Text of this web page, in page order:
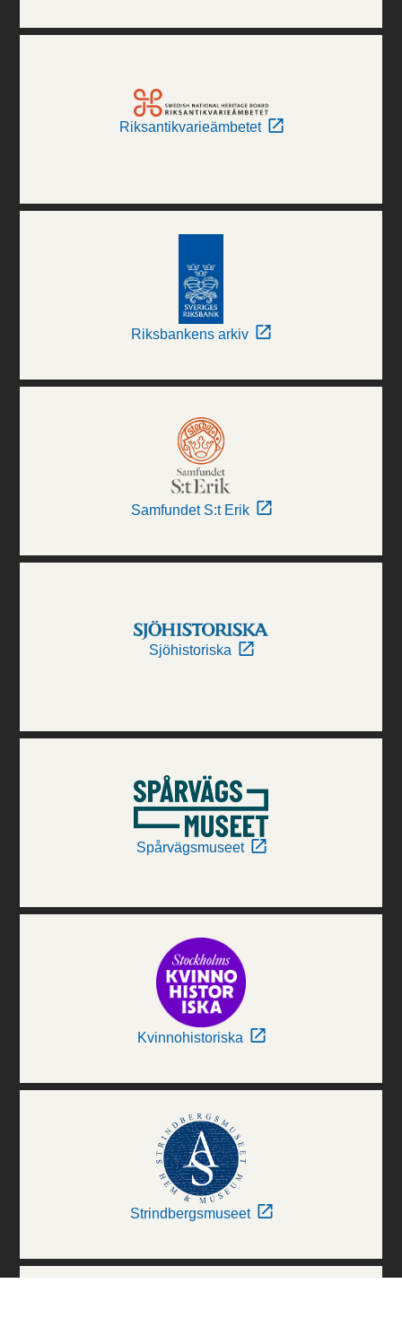
Riksantikvarieämbetet
Riksbankens arkiv
Samfundet S:t Erik
Sjöhistoriska
Spårvägsmuseet
Kvinnohistoriska
Strindbergsmuseet